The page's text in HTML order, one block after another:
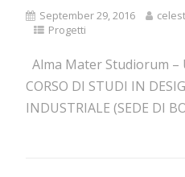
September 29, 2016
Progetti
Alma Mater Studiorum
CORSO DI STUDI IN
INDUSTRIALE (SEDE DI